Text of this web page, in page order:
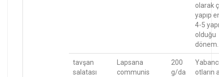
olarak
yapıp
4-5
olduğu
dönem.
tavşan
salatası
Lapsana
communis
200
g/da
otların